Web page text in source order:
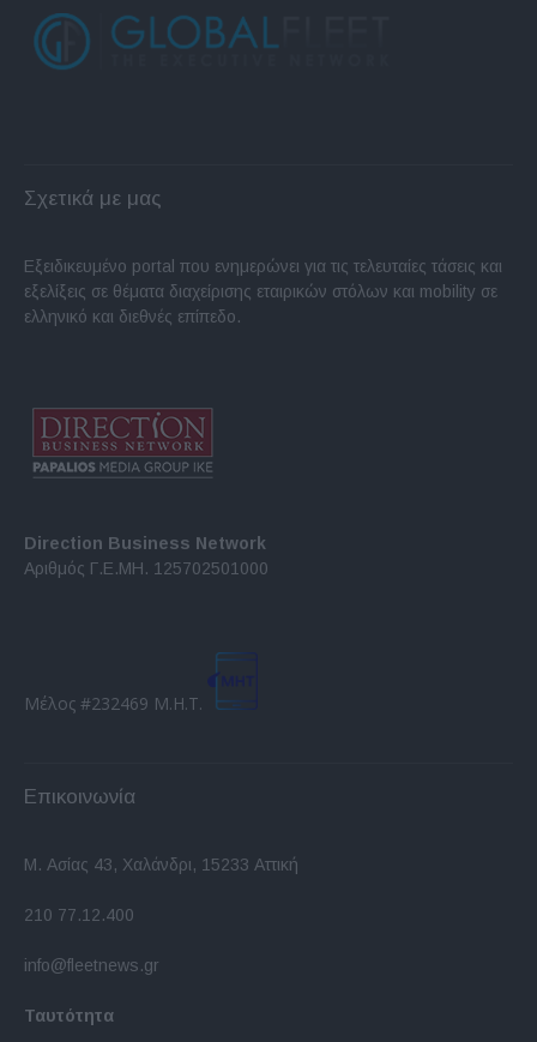
Σχετικά με μας
Εξειδικευμένο portal που ενημερώνει για τις τελευταίες τάσεις και
εξελίξεις σε θέματα διαχείρισης εταιρικών στόλων και mobility σε
ελληνικό και διεθνές επίπεδο.
Direction Business Network
Αριθμός Γ.Ε.ΜΗ. 125702501000
Μέλος #232469 Μ.Η.Τ.
Επικοινωνία
Μ. Ασίας 43, Χαλάνδρι, 15233 Αττική
210 77.12.400
info@fleetnews.gr
Ταυτότητα